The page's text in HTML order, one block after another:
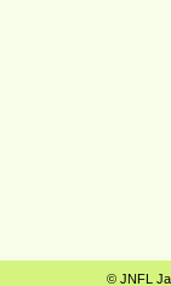
© JNFL